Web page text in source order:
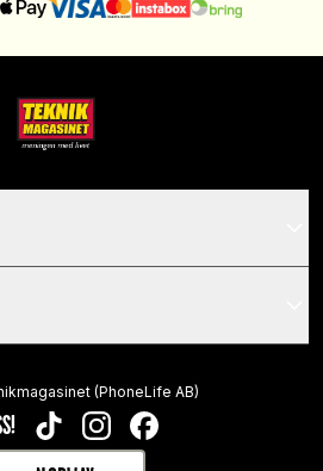
TIKTOKINSTAGRAMFACEBOOK
(PhoneLife AB)